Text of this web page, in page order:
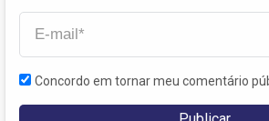
Concordo em tornar meu comentário